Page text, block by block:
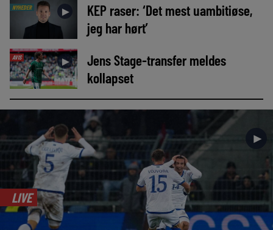
NYHEDER ►
KEP raser: ‘Det mest uambitiøse,
jeg har hørt’
AVIS ►
Jens Stage-transfer meldes
kollapset
►
LIVE